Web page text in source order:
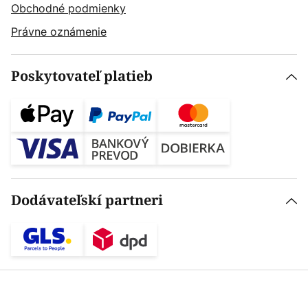
Obchodné podmienky
Právne oznámenie
Poskytovateľ platieb
Dodávateľskí partneri